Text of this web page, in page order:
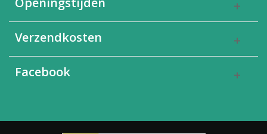
Verzendkosten
Facebook